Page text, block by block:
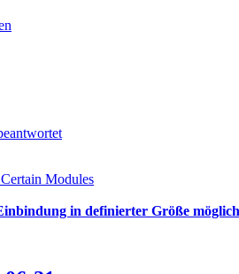
Modules
in definierter Größe möglich